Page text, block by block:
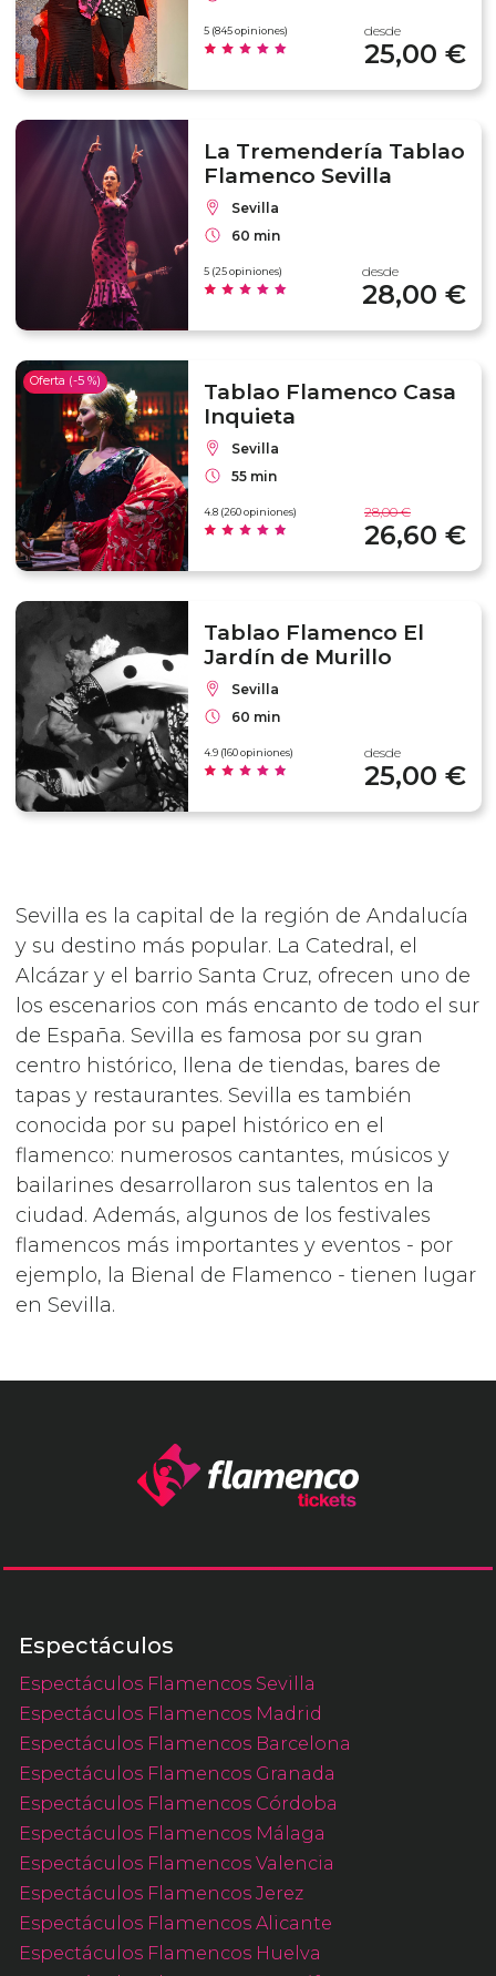
5 (845 opiniones) desde
25,00 €
La Tremendería Tablao
Flamenco Sevilla
Sevilla
60 min
5 (25 opiniones) desde
28,00 €
Oferta (-5 %)
Tablao Flamenco Casa
Inquieta
Sevilla
55 min
4.8 (260 opiniones) 28,00 €
26,60 €
Tablao Flamenco El
Jardín de Murillo
Sevilla
60 min
4.9 (160 opiniones) desde
25,00 €
Sevilla es la capital de la región de Andalucía
y su destino más popular. La Catedral, el
Alcázar y el barrio Santa Cruz, ofrecen uno de
los escenarios con más encanto de todo el sur
de España. Sevilla es famosa por su gran
centro histórico, llena de tiendas, bares de
tapas y restaurantes. Sevilla es también
conocida por su papel histórico en el
flamenco: numerosos cantantes, músicos y
bailarines desarrollaron sus talentos en la
ciudad. Además, algunos de los festivales
flamencos más importantes y eventos - por
ejemplo, la Bienal de Flamenco - tienen lugar
en Sevilla.
Espectáculos
Espectáculos Flamencos Sevilla
Espectáculos Flamencos Madrid
Espectáculos Flamencos Barcelona
Espectáculos Flamencos Granada
Espectáculos Flamencos Córdoba
Espectáculos Flamencos Málaga
Espectáculos Flamencos Valencia
Espectáculos Flamencos Jerez
Espectáculos Flamencos Alicante
Espectáculos Flamencos Huelva